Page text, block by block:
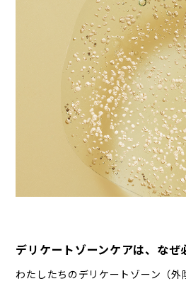
デリケートゾーンケアは、なぜ
わたしたちのデリケートゾーン（